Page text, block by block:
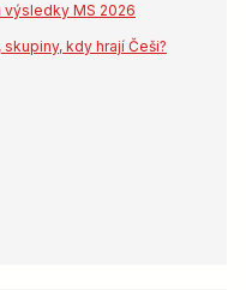
MS 2026
kdy hrají Češi?